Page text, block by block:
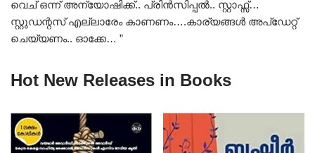
വെച് ഒന്ന് അന്യോഷിക്ക്.. പ്രിൻസിപ്പൽ.. സ്റ്റാഫ്സ്…
സ്റ്റുഡന്റസ് എല്ലാരേം കാണണം….കാര്യങ്ങൾ അപ്ഡേറ്റ്
ചെയ്യണം.. ഓക്കേ… ”
Hot New Releases in Books